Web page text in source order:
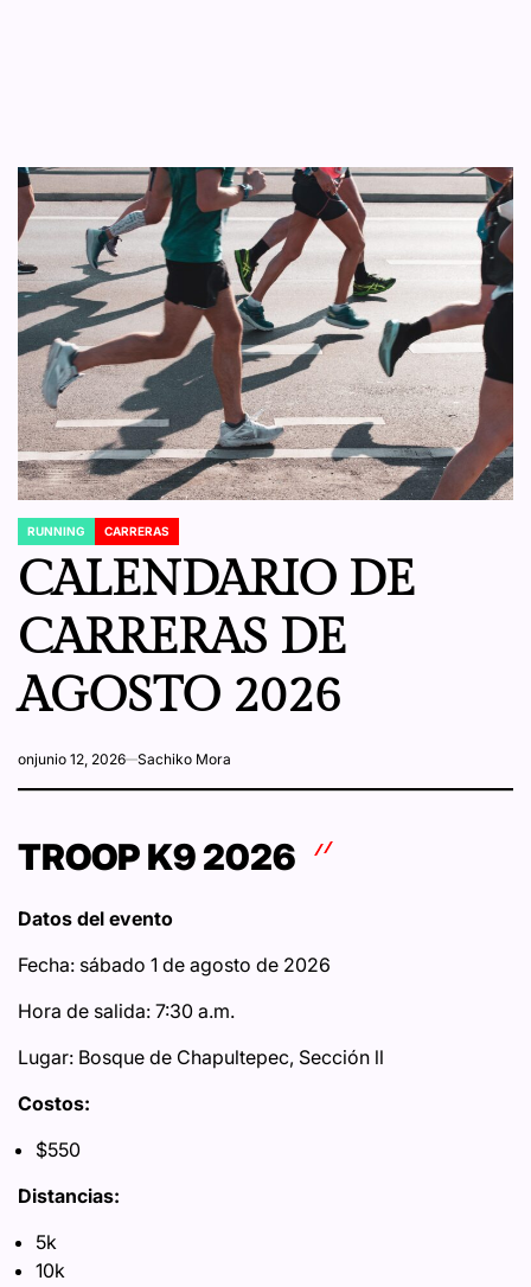
POSTED
RUNNING CARRERAS
CALENDARIO DE
CARRERAS DE
AGOSTO 2026
onjunio 12, 2026 Sachiko Mora
TROOP K9 2026
Datos del evento
Fecha: sábado 1 de agosto de 2026
Hora de salida: 7:30 a.m.
Lugar: Bosque de Chapultepec, Sección ll
Costos:
$550
Distancias:
5k
10k